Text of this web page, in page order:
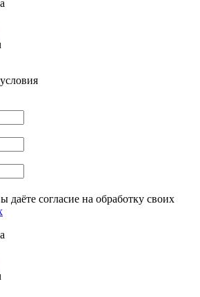
согласие на обработку своих